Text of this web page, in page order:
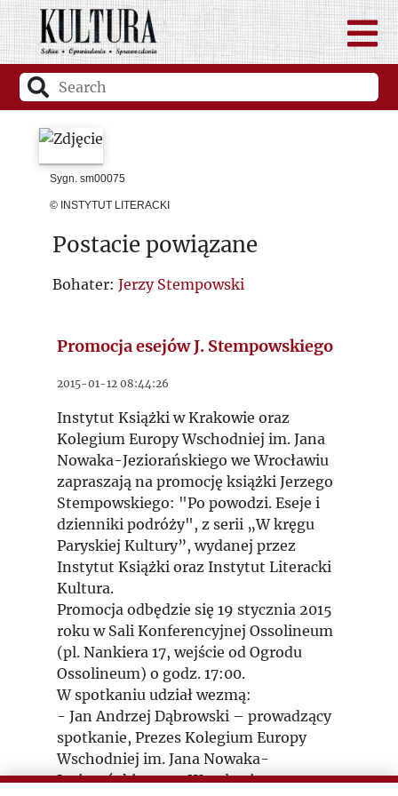
Sygn. sm00075
© INSTYTUT LITERACKI
Postacie powiązane
Bohater: Jerzy Stempowski
Promocja esejów J. Stempowskiego
2015-01-12 08:44:26
Instytut Książki w Krakowie oraz
Kolegium Europy Wschodniej im. Jana
Nowaka-Jeziorańskiego we Wrocławiu
zapraszają na promocję książki Jerzego
Stempowskiego: "Po powodzi. Eseje i
dzienniki podróży", z serii „W kręgu
Paryskiej Kultury”, wydanej przez
Instytut Książki oraz Instytut Literacki
Kultura.
Promocja odbędzie się 19 stycznia 2015
roku w Sali Konferencyjnej Ossolineum
(pl. Nankiera 17, wejście od Ogrodu
Ossolineum) o godz. 17:00.
W spotkaniu udział wezmą:
- Jan Andrzej Dąbrowski – prowadzący
spotkanie, Prezes Kolegium Europy
Wschodniej im. Jana Nowaka-
Jeziorańskiego we Wrocławiu;